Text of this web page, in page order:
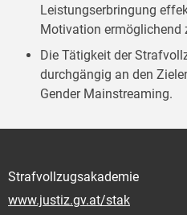
Leistungserbringung
Motivation ermöglichend
Die Tätigkeit der
durchgängig an den
Gender Mainstreaming.
Strafvollzugsakademie
www.justiz.gv.at/stak